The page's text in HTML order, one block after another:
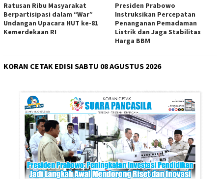
Ratusan Ribu Masyarakat
Berpartisipasi dalam “War”
Undangan Upacara HUT ke-81
Kemerdekaan RI
Presiden Prabowo
Instruksikan Percepatan
Penanganan Pemadaman
Listrik dan Jaga Stabilitas
Harga BBM
KORAN CETAK EDISI SABTU 08 AGUSTUS 2026